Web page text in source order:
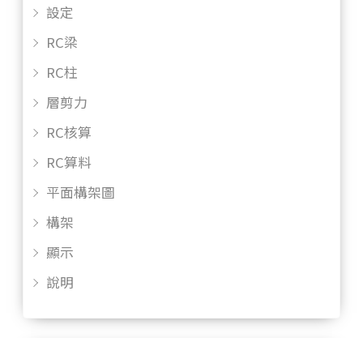
設定
RC梁
RC柱
層剪力
RC核算
RC算料
平面構架圖
構架
顯示
說明